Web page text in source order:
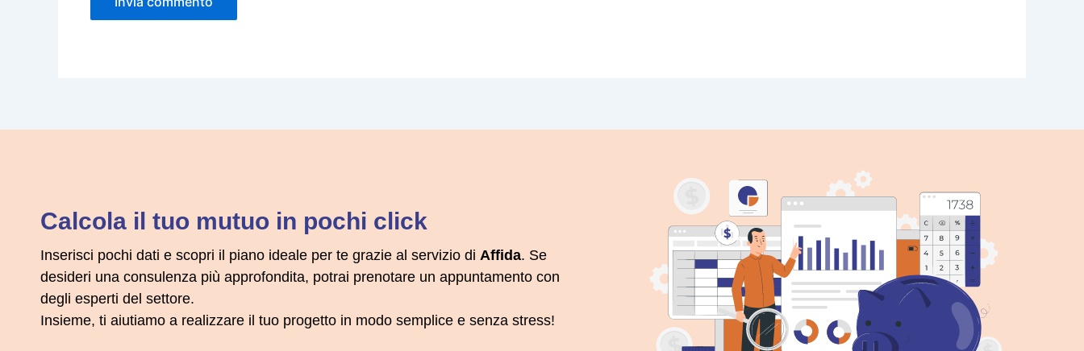
Inserisci pochi dati e scopri il piano ideale per te grazie al servizio di Affida. Se
desideri una consulenza più approfondita, potrai prenotare un appuntamento con
degli esperti del settore.
Insieme, ti aiutiamo a realizzare il tuo progetto in modo semplice e senza stress!
Calcola il tuo mutuo in pochi click